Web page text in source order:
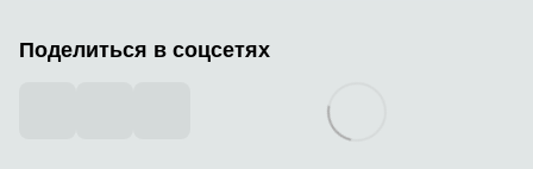
Поделиться в соцсетях